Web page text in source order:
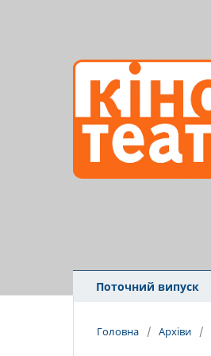
Поточний випуск
Головна / Архіви /